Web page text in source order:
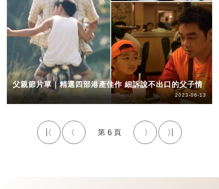
父親節片單｜精選四部港產佳作 細訴說不出口的父子情
2023-06-13
6